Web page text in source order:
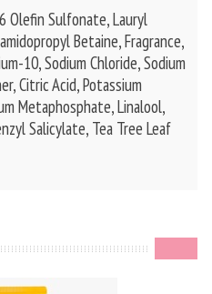
Olefin Sulfonate, Lauryl
Betaine, Fragrance,
10, Sodium Chloride, Sodium
Citric Acid, Potassium
Metaphosphate, Linalool,
Salicylate, Tea Tree Leaf